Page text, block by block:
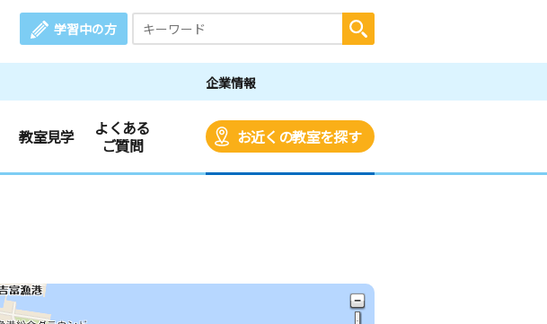
学習中の方
企業情報
教室見学
よくある
ご質問
お近くの教室を探す